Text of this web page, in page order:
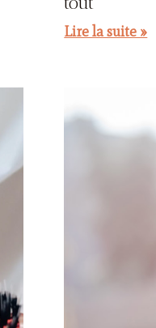
Lire la suite »